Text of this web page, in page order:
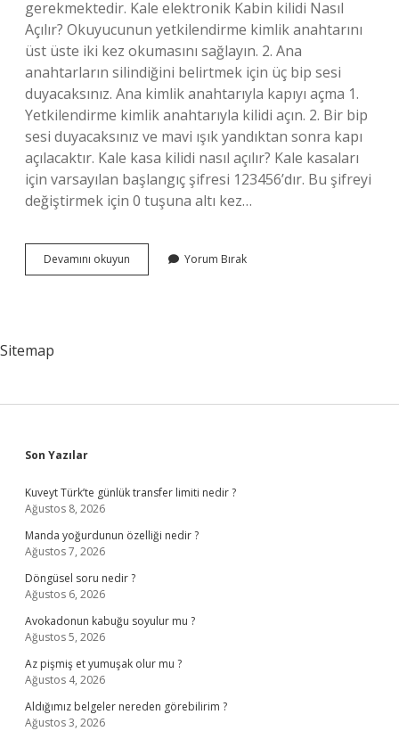
gerekmektedir. Kale elektronik Kabin kilidi Nasıl
Açılır? Okuyucunun yetkilendirme kimlik anahtarını
üst üste iki kez okumasını sağlayın. 2. Ana
anahtarların silindiğini belirtmek için üç bip sesi
duyacaksınız. Ana kimlik anahtarıyla kapıyı açma 1.
Yetkilendirme kimlik anahtarıyla kilidi açın. 2. Bir bip
sesi duyacaksınız ve mavi ışık yandıktan sonra kapı
açılacaktır. Kale kasa kilidi nasıl açılır? Kale kasaları
için varsayılan başlangıç ​​şifresi 123456’dır. Bu şifreyi
değiştirmek için 0 tuşuna altı kez…
Devamını okuyun
Şifreli
Yorum Bırak
Sitemap
Sidebar
Son Yazılar
Kuveyt Türk’te günlük transfer limiti nedir ?
Ağustos 8, 2026
Manda yoğurdunun özelliği nedir ?
Ağustos 7, 2026
Döngüsel soru nedir ?
Ağustos 6, 2026
Avokadonun kabuğu soyulur mu ?
Ağustos 5, 2026
Az pişmiş et yumuşak olur mu ?
Ağustos 4, 2026
Aldığımız belgeler nereden görebilirim ?
Ağustos 3, 2026